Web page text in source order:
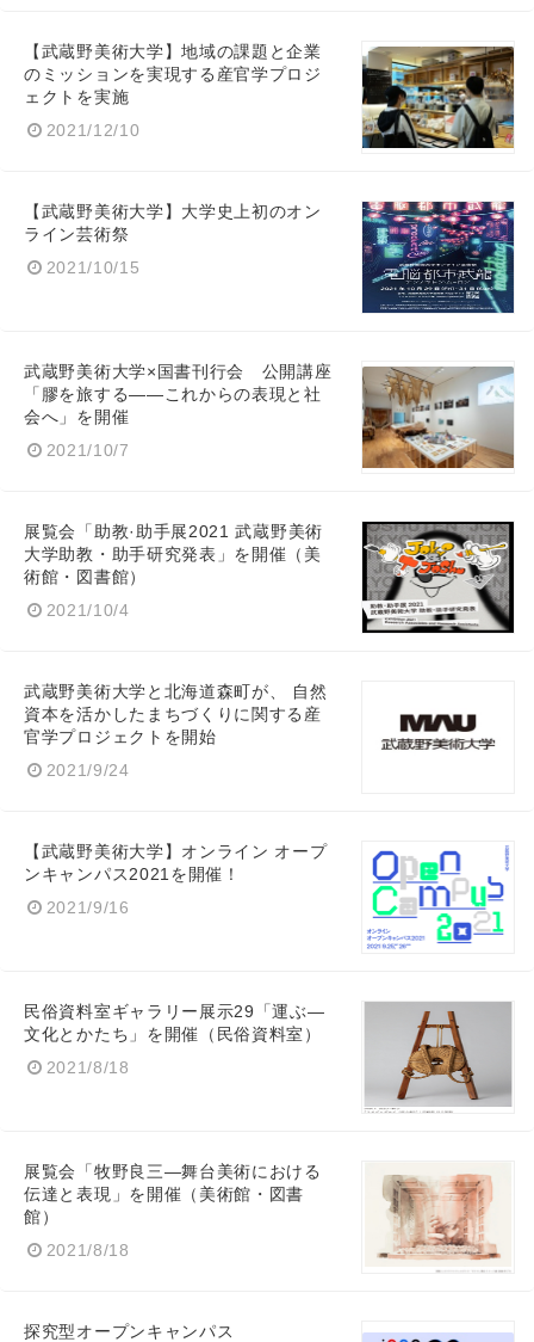
【武蔵野美術大学】地域の課題と企業
のミッションを実現する産官学プロジ
ェクトを実施
2021/12/10
【武蔵野美術大学】大学史上初のオン
ライン芸術祭
2021/10/15
武蔵野美術大学×国書刊行会 公開講座
「膠を旅する――これからの表現と社
会へ」を開催
2021/10/7
展覧会「助教·助手展2021 武蔵野美術
大学助教・助手研究発表」を開催（美
術館・図書館）
2021/10/4
武蔵野美術大学と北海道森町が、 自然
資本を活かしたまちづくりに関する産
官学プロジェクトを開始
2021/9/24
【武蔵野美術大学】オンライン オープ
ンキャンパス2021を開催！
2021/9/16
民俗資料室ギャラリー展示29「運ぶ—
文化とかたち」を開催（民俗資料室）
2021/8/18
展覧会「牧野良三—舞台美術における
伝達と表現」を開催（美術館・図書
館）
2021/8/18
探究型オープンキャンパス